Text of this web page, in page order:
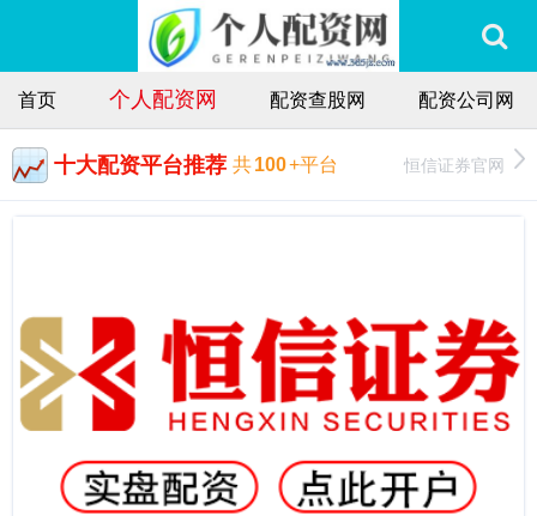
首页 个人配资网 配资查股网 配资公司网
十大配资平台推荐 共100+平台 恒信证券官网